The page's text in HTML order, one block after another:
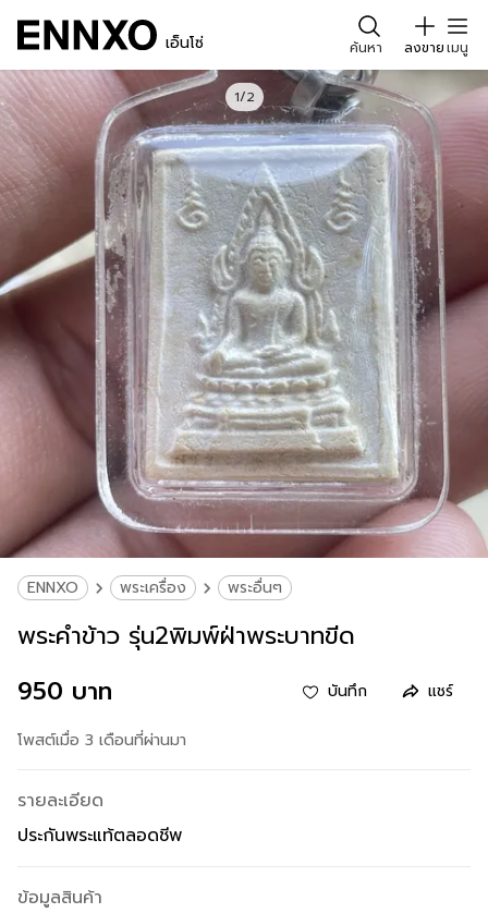
เอ็นโซ่ ค้นหา ลงขายเมนู
1/2
ENNXO พระเครื่อง พระอื่นๆ
พระคำข้าว รุ่น2พิมพ์ฝ่าพระบาทขีด
950 บาท
บันทึก แชร์
โพสต์เมื่อ 3 เดือนที่ผ่านมา
รายละเอียด
ประกันพระแท้ตลอดชีพ
ข้อมูลสินค้า